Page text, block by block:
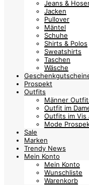
Jeans &
Jacken
Pullover
Mäntel
Schuhe
Shirts & Polos
Sweatshirts
Taschen
Wäsche
Prospekt
Outfits
Männer
Outfit im
Outfits im Vis
Mode
Sale
Marken
Trendy News
Mein Konto
Mein Konto
Wunschliste
Warenkorb